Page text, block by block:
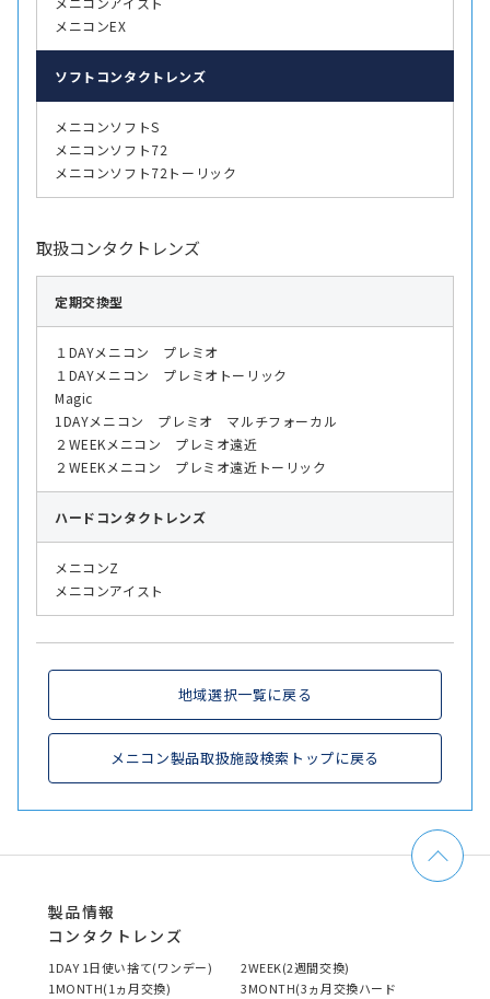
メニコンEX
ソフト コンタクトレンズ
メニコンソフトS
メニコンソフト72
メニコンソフト72トーリック
取扱コンタクトレンズ
定期交換型
１DAYメニコン プレミオ
１DAYメニコン プレミオトーリック
Magic
1DAYメニコン プレミオ マルチフォーカル
２WEEKメニコン プレミオ遠近
２WEEKメニコン プレミオ遠近トーリック
ハード コンタクトレンズ
メニコンZ
メニコンアイスト
地域選択一覧に戻る
メニコン製品取扱施設検索トップに戻る
製品情報
コンタクトレンズ
1DAY 1日使い捨て(ワンデー)
2WEEK(2週間交換)
1MONTH(1ヵ月交換)
3MONTH(3ヵ月交換ハード